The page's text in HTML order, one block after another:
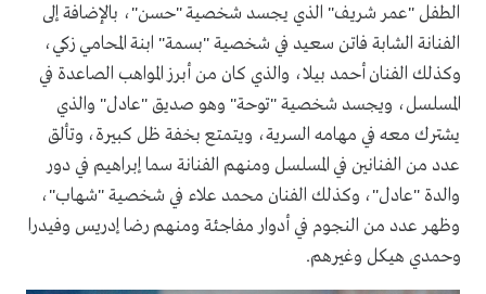
الطفل "عمر شريف" الذي يجسد شخصية "حسن"، بالإضافة إلى
الفنانة الشابة فاتن سعيد في شخصية "بسمة" ابنة المحامي زكي،
وكذلك الفنان أحمد بيلا، والذي كان من أبرز المواهب الصاعدة في
المسلسل، ويجسد شخصية "توحة" وهو صديق "عادل" والذي
يشترك معه في مهامه السرية، ويتمتع بخفة ظل كبيرة، وتألق
عدد من الفنانين في المسلسل ومنهم الفنانة سما إبراهيم في دور
والدة "عادل"، وكذلك الفنان محمد علاء في شخصية "شهاب"،
وظهر عدد من النجوم في أدوار مفاجئة ومنهم رضا إدريس وفيدرا
وحمدي هيكل وغيرهم.